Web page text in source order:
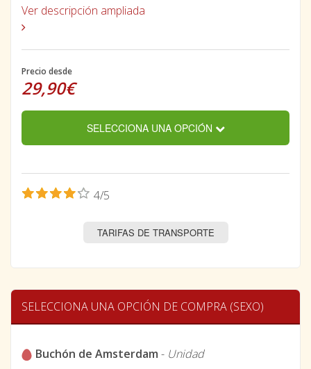
Ver descripción ampliada
Precio desde
29,90€
SELECCIONA UNA OPCIÓN
4/5
TARIFAS DE TRANSPORTE
SELECCIONA UNA OPCIÓN DE COMPRA (SEXO)
Buchón de Amsterdam - Unidad